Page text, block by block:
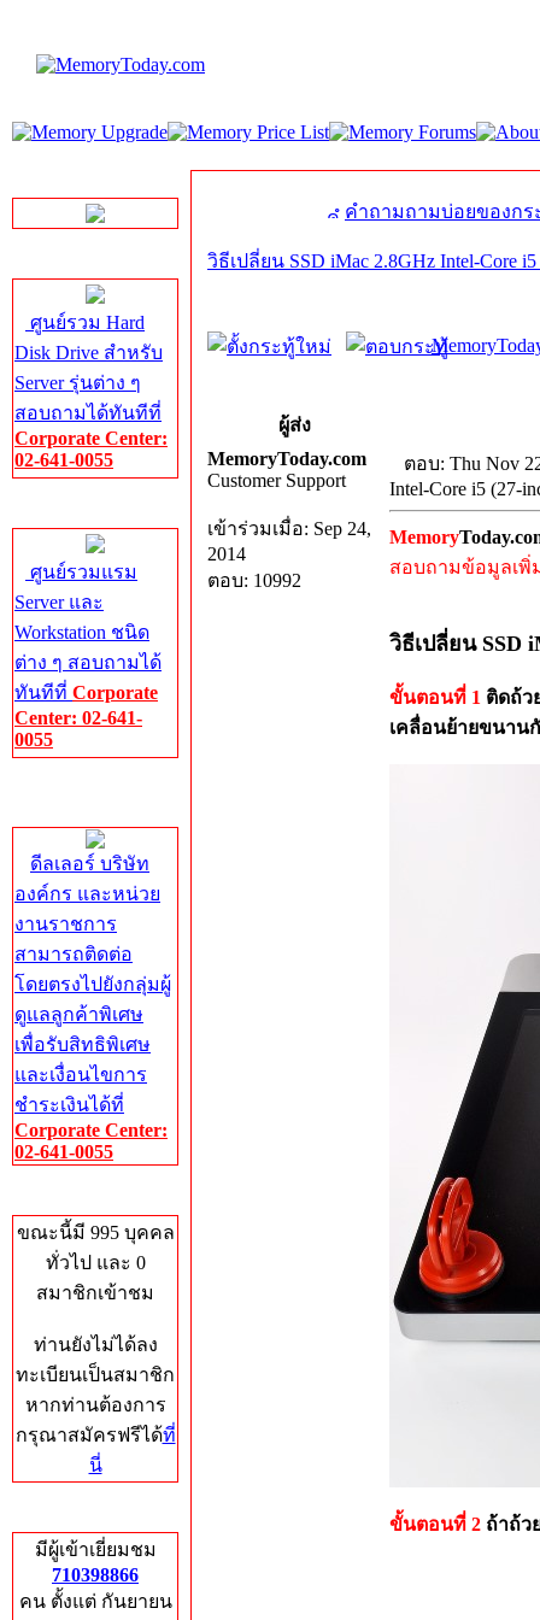
ศูนย์รวม Hard
Disk Drive สำหรับ
Server รุ่นต่าง ๆ
สอบถามได้ทันทีที่
Corporate Center:
02-641-0055
ศูนย์รวมแรม
Server และ
Workstation ชนิด
ต่าง ๆ สอบถามได้
ทันทีที่ Corporate
Center: 02-641-
0055
ดีลเลอร์ บริษัท
องค์กร และหน่วย
งานราชการ
สามารถติดต่อ
โดยตรงไปยังกลุ่มผู้
ดูแลลูกค้าพิเศษ
เพื่อรับสิทธิพิเศษ
และเงื่อนไขการ
ชำระเงินได้ที่
Corporate Center:
02-641-0055
ขณะนี้มี 995 บุคคล
ทั่วไป และ 0
สมาชิกเข้าชม
ท่านยังไม่ได้ลง
ทะเบียนเป็นสมาชิก
หากท่านต้องการ
กรุณาสมัครฟรีได้ที่
นี่
มีผู้เข้าเยี่ยมชม
710398866
คน ตั้งแต่ กันยายน
คำถามถามบ่อยของกร
วิธีเปลี่ยน SSD iMac 2.8GHz Intel-Core
ผู้ส่ง
MemoryToday.com
Customer Support
เข้าร่วมเมื่อ: Sep 24,
2014
ตอบ: 10992
ตอบ: Thu Nov
Intel-Core i5 (27-
Memory
สอบถามข้อมูลเพิ่
วิธีเปลี่ยน SSD
ขั้นตอนที่ 1 ติดถ้ว
เคลื่อนย้ายขนาน
ขั้นตอนที่ 2 ถ้าถ้ว